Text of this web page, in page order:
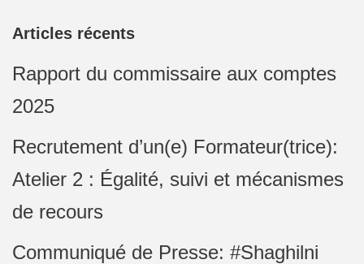
Articles récents
Rapport du commissaire aux comptes
2025
Recrutement d’un(e) Formateur(trice):
Atelier 2 : Égalité, suivi et mécanismes
de recours
Communiqué de Presse: #Shaghilni